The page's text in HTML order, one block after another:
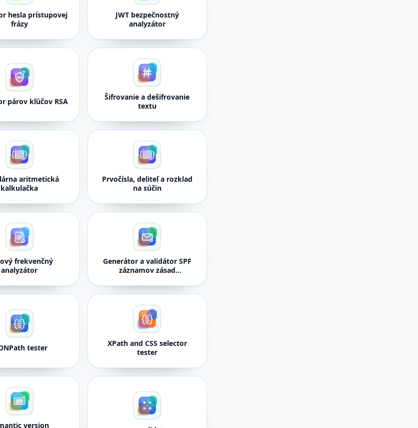
hesla prístupovej
frázy
JWT bezpečnostný
analyzátor
párov kľúčov RSA
Šifrovanie a dešifrovanie
textu
aritmetická
kalkulačka
Prvočísla, deliteľ a rozklad
na súčin
frekvenčný
analyzátor
Generátor a validátor SPF
záznamov zásad
tester
XPath and CSS selector
tester
version